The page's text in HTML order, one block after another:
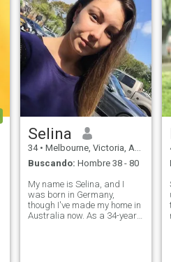
Selina
34 • Melbourne, Victoria, Australia
Buscando: Hombre 38 - 80
My name is Selina, and I
was born in Germany,
though I've made my home in
Australia now. As a 34-year-